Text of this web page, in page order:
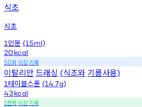
식초
식초
1 인분 (15ml)
20kcal
50회 이상기록
이탈리안드래싱 (식초와 기름사용)
1 테이블스푼 (14.7g)
43kcal
1천회 이상기록